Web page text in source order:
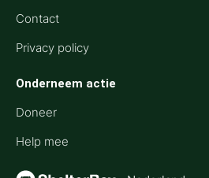
Contact
Privacy policy
Onderneem actie
Doneer
Help mee